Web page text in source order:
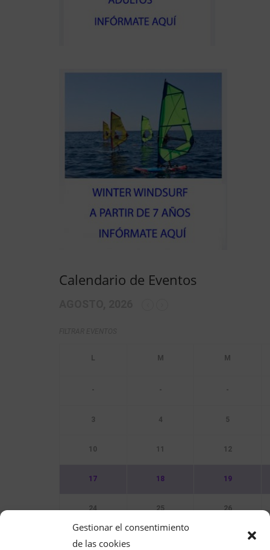
Gestionar el consentimiento
de las cookies
Calendario de Eventos
- - -
3 4 5
10 11 12
17 18 19
24 25 26